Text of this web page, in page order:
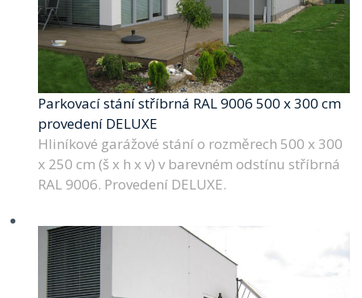
Parkovací stání stříbrná RAL 9006 500 x 300 cm
provedení DELUXE
Hliníkové garážové stání o rozměrech 500 x 300
x 250 cm (š x h x v) v barevném odstínu stříbrná
RAL 9006. Provedení DELUXE.